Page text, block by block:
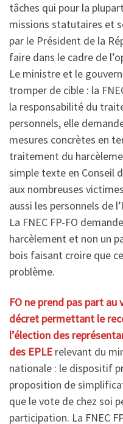
tâches qui pour la
missions statutaires et
par le Président de la
faire dans le cadre de
Le ministre et le
tromper de cible : la
la responsabilité du
personnels, elle
mesures concrètes en
traitement du
simple texte en Conseil
aux nombreuses
aussi les personnels de
La FNEC FP-FO
harcèlement et non un
bois faisant croire que
problème.
FO ne prend pas part
décret permettant le
l’élection des
des EPLE relevant du
nationale : le dispositif
proposition de
que le vote de chez soi
participation. La FNEC